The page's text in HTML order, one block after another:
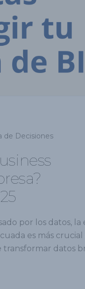
de Decisiones
por los datos, la
es más
transformar datos